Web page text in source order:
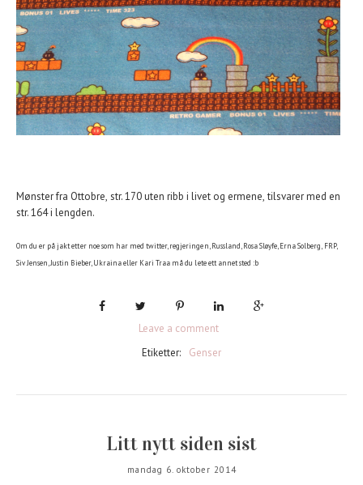
Mønster fra Ottobre, str. 170 uten ribb i livet og ermene, tilsvarer med en
str. 164 i lengden.
Om du er på jakt etter noe som har med twitter, regjeringen, Russland, Rosa Sløyfe, Erna Solberg, FRP,
Siv Jensen, Justin Bieber, Ukraina eller Kari Traa må du lete ett annet sted :b
Leave a comment
Etiketter:
Genser
Litt nytt siden sist
mandag 6. oktober 2014